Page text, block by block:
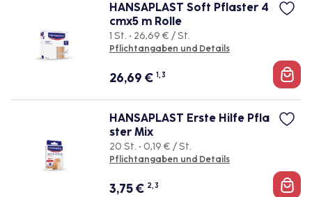
HANSAPLAST Soft Pflaster 4
cmx5 m Rolle
1 St. • 26,69 € / St.
Pflichtangaben und Details
26,69 € 1, 3
HANSAPLAST Erste Hilfe Pfla
ster Mix
20 St. • 0,19 € / St.
Pflichtangaben und Details
3,75€ 2, 3